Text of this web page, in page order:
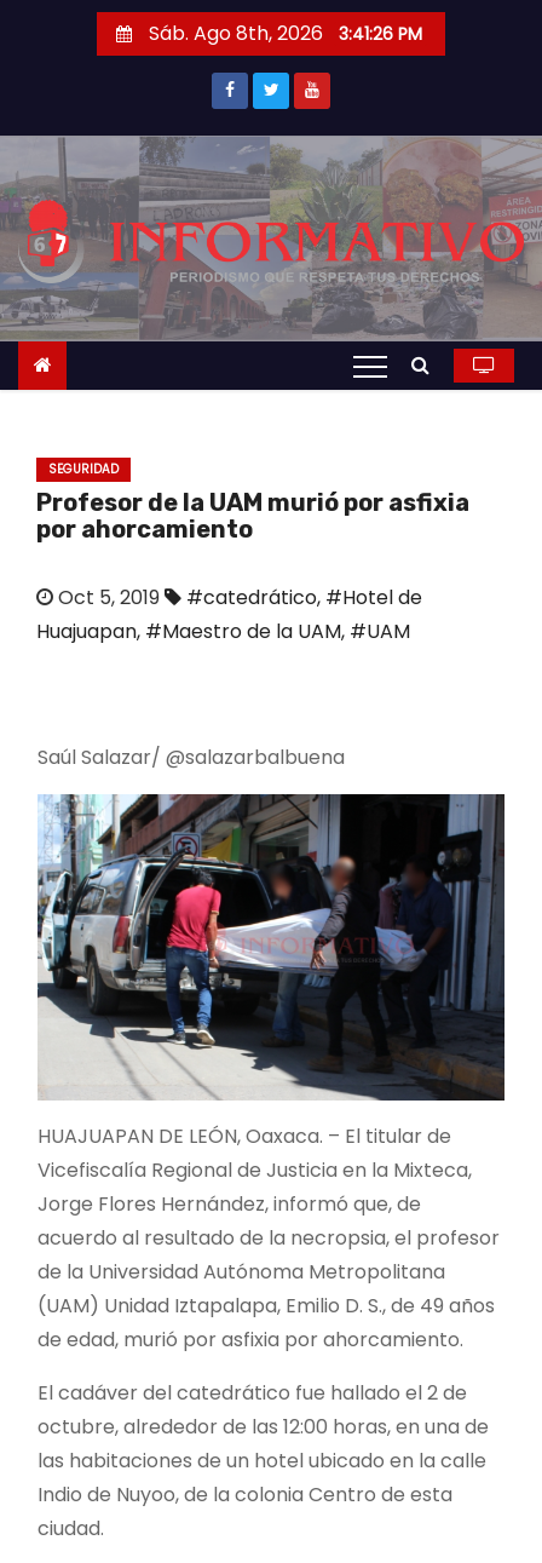
r
a
c
o
t
Sáb. Ago 8th, 2026 3:41:27 PM
SEGURIDAD
Profesor de la UAM murió por asfixia
por ahorcamiento
Oct 5, 2019 #catedrático, #Hotel de
Huajuapan, #Maestro de la UAM, #UAM
Saúl Salazar/ @salazarbalbuena
HUAJUAPAN DE LEÓN, Oaxaca. – El titular de
Vicefiscalía Regional de Justicia en la Mixteca,
Jorge Flores Hernández, informó que, de
acuerdo al resultado de la necropsia, el profesor
de la Universidad Autónoma Metropolitana
(UAM) Unidad Iztapalapa, Emilio D. S., de 49 años
de edad, murió por asfixia por ahorcamiento.
El cadáver del catedrático fue hallado el 2 de
octubre, alrededor de las 12:00 horas, en una de
las habitaciones de un hotel ubicado en la calle
Indio de Nuyoo, de la colonia Centro de esta
ciudad.